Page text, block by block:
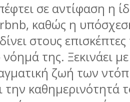
σε αντίφαση η
καθώς η
στους επισκέπτες
νόημά της. Ξεκινάει
ζωή των
καθημερινότητά